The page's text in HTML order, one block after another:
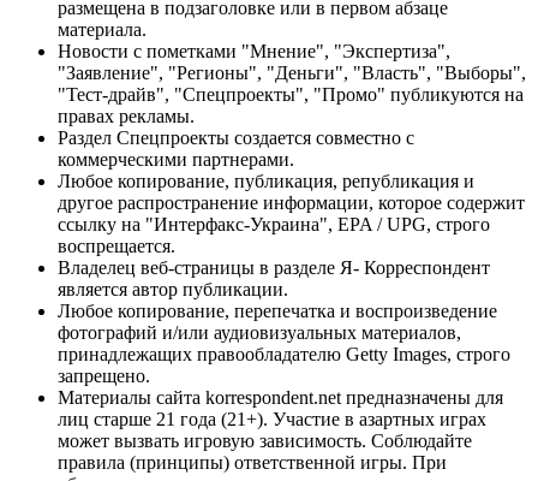
размещена в подзаголовке или в первом абзаце
материала.
Новости с пометками "Мнение", "Экспертиза",
"Заявление", "Регионы", "Деньги", "Власть", "Выборы",
"Тест-драйв", "Спецпроекты", "Промо" публикуются на
правах рекламы.
Раздел Спецпроекты создается совместно с
коммерческими партнерами.
Любое копирование, публикация, републикация и
другое распространение информации, которое содержит
ссылку на "Интерфакс-Украина", EPA / UPG, строго
воспрещается.
Владелец веб-страницы в разделе Я- Корреспондент
является автор публикации.
Любое копирование, перепечатка и воспроизведение
фотографий и/или аудиовизуальных материалов,
принадлежащих правообладателю Getty Images, строго
запрещено.
Материалы сайта korrespondent.net предназначены для
лиц старше 21 года (21+). Участие в азартных играх
может вызвать игровую зависимость. Соблюдайте
правила (принципы) ответственной игры. При